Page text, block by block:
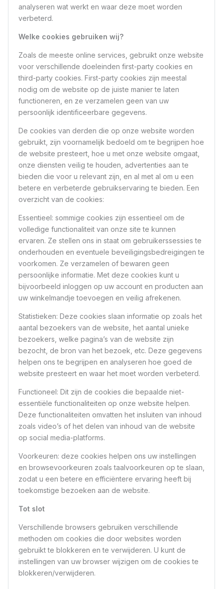
analyseren wat werkt en waar deze moet worden
verbeterd.
Welke cookies gebruiken wij?
Zoals de meeste online services, gebruikt onze website
voor verschillende doeleinden first-party cookies en
third-party cookies. First-party cookies zijn meestal
nodig om de website op de juiste manier te laten
functioneren, en ze verzamelen geen van uw
persoonlijk identificeerbare gegevens.
De cookies van derden die op onze website worden
gebruikt, zijn voornamelijk bedoeld om te begrijpen hoe
de website presteert, hoe u met onze website omgaat,
onze diensten veilig te houden, advertenties aan te
bieden die voor u relevant zijn, en al met al om u een
betere en verbeterde gebruikservaring te bieden. Een
overzicht van de cookies:
Essentieel: sommige cookies zijn essentieel om de
volledige functionaliteit van onze site te kunnen
ervaren. Ze stellen ons in staat om gebruikerssessies te
onderhouden en eventuele beveiligingsbedreigingen te
voorkomen. Ze verzamelen of bewaren geen
persoonlijke informatie. Met deze cookies kunt u
bijvoorbeeld inloggen op uw account en producten aan
uw winkelmandje toevoegen en veilig afrekenen.
Statistieken: Deze cookies slaan informatie op zoals het
aantal bezoekers van de website, het aantal unieke
bezoekers, welke pagina’s van de website zijn
bezocht, de bron van het bezoek, etc. Deze gegevens
helpen ons te begrijpen en analyseren hoe goed de
website presteert en waar het moet worden verbeterd.
Functioneel: Dit zijn de cookies die bepaalde niet-
essentiële functionaliteiten op onze website helpen.
Deze functionaliteiten omvatten het insluiten van inhoud
zoals video’s of het delen van inhoud van de website
op social media-platforms.
Voorkeuren: deze cookies helpen ons uw instellingen
en browsevoorkeuren zoals taalvoorkeuren op te slaan,
zodat u een betere en efficiëntere ervaring heeft bij
toekomstige bezoeken aan de website.
Tot slot
Verschillende browsers gebruiken verschillende
methoden om cookies die door websites worden
gebruikt te blokkeren en te verwijderen. U kunt de
instellingen van uw browser wijzigen om de cookies te
blokkeren/verwijderen.